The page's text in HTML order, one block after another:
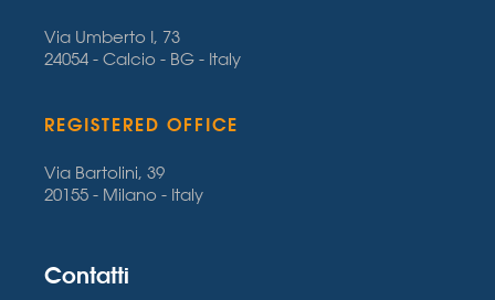
Via Umberto I, 73
24054 - Calcio - BG - Italy
REGISTERED OFFICE
Via Bartolini, 39
20155 - Milano - Italy
Contatti